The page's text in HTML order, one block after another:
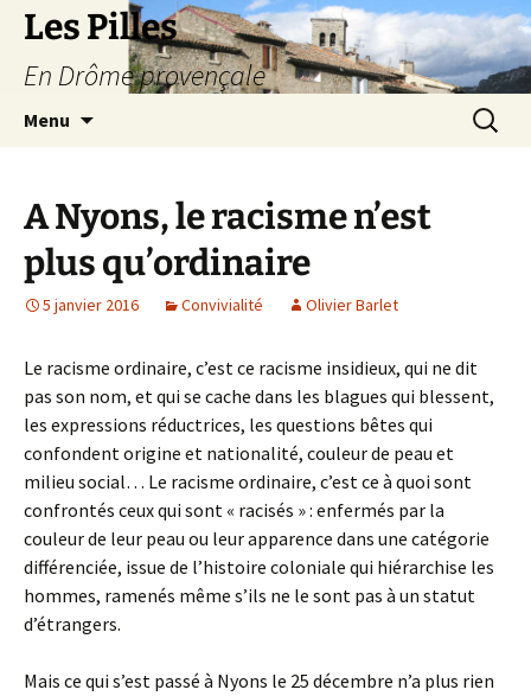
Les Pilles
En Drôme provençale
Menu
A Nyons, le racisme n’est
plus qu’ordinaire
5 janvier 2016 Convivialité Olivier Barlet
Le racisme ordinaire, c’est ce racisme insidieux, qui ne dit
pas son nom, et qui se cache dans les blagues qui blessent,
les expressions réductrices, les questions bêtes qui
confondent origine et nationalité, couleur de peau et
milieu social… Le racisme ordinaire, c’est ce à quoi sont
confrontés ceux qui sont « racisés » : enfermés par la
couleur de leur peau ou leur apparence dans une catégorie
différenciée, issue de l’histoire coloniale qui hiérarchise les
hommes, ramenés même s’ils ne le sont pas à un statut
d’étrangers.
Mais ce qui s’est passé à Nyons le 25 décembre n’a plus rien